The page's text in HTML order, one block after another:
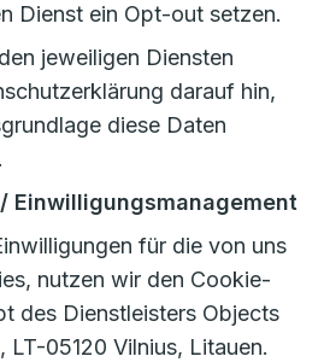
Dienst ein Opt-out setzen.
jeweiligen Diensten
darauf hin,
diese Daten
Einwilligungsmanagement
für die von uns
nutzen wir den Cookie-
des Dienstleisters Objects
LT-05120 Vilnius, Litauen.